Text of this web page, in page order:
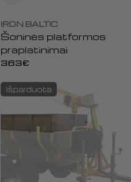
IRON BALTIC
Šoninės platformos
praplatinimai
Įprasta
363€
Išparduota